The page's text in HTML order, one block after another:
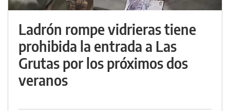
Ladrón rompe vidrieras tiene
prohibida la entrada a Las
Grutas por los próximos dos
veranos